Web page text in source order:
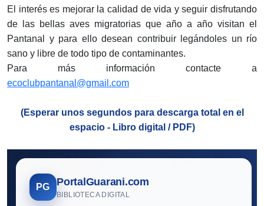
El interés es mejorar la calidad de vida y seguir disfrutando
de las bellas aves migratorias que año a año visitan el
Pantanal y para ello desean contribuir legándoles un río
sano y libre de todo tipo de contaminantes.
Para más información contacte a
ecoclubpantanal@gmail.com
(Esperar unos segundos para descarga total en el
espacio - Libro digital / PDF)